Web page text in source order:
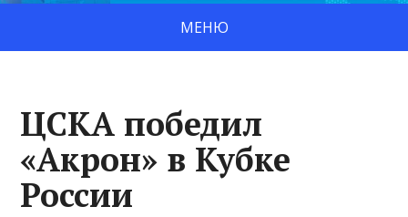
МЕНЮ
ЦСКА победил
«Акрон» в Кубке
России